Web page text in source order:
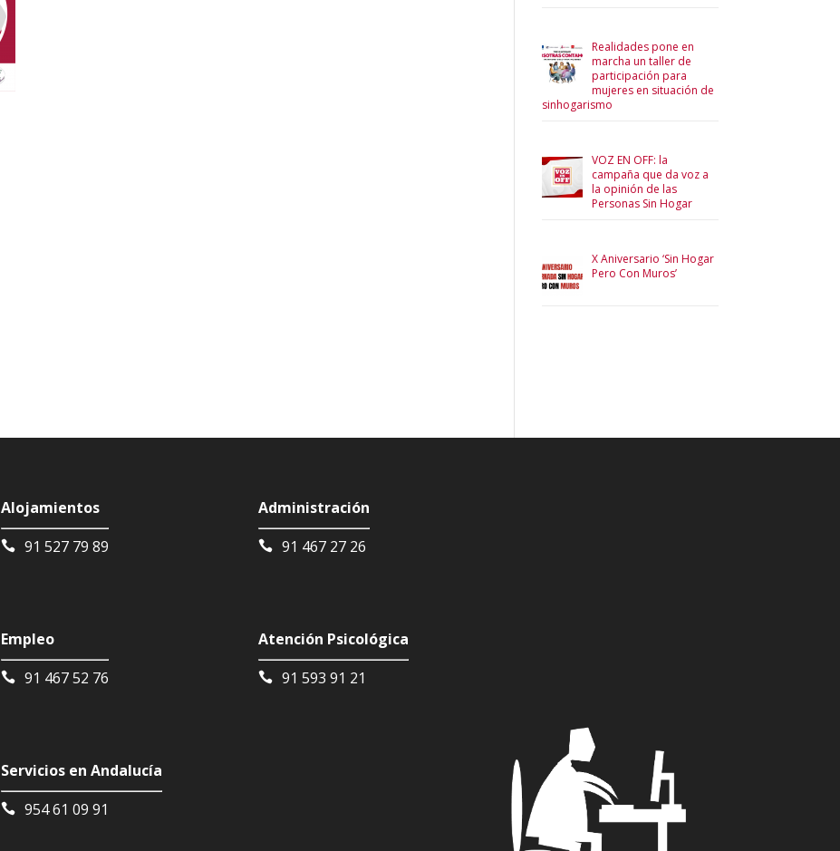
Realidades pone en
marcha un taller de
participación para
mujeres en situación de
sinhogarismo
VOZ EN OFF: la
campaña que da voz a
la opinión de las
Personas Sin Hogar
X Aniversario ‘Sin Hogar
Pero Con Muros’
Alojamientos
91 527 79 89
Empleo
91 467 52 76
Servicios en Andalucía
954 61 09 91
Administración
91 467 27 26
Atención Psicológica
91 593 91 21